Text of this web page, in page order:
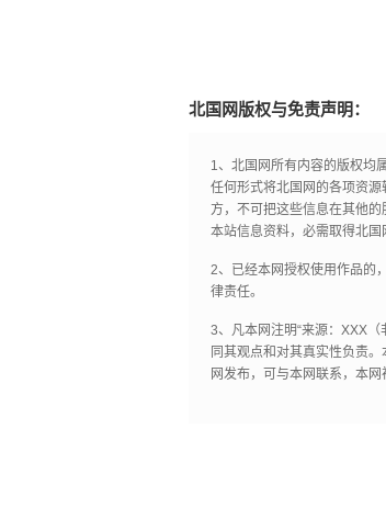
北国网版权与免责声明：
1、北国网所有内容的版权均
任何形式将北国网的各项资
方，不可把这些信息在其他
本站信息资料，必需取得北国
2、已经本网授权使用作品的
律责任。
3、凡本网注明“来源：XXX
同其观点和对其真实性负责
网发布，可与本网联系，本网